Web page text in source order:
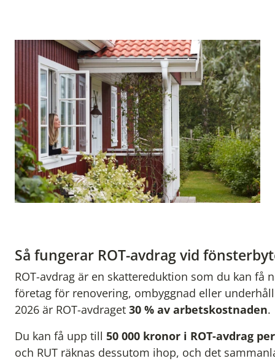
Så fungerar ROT-avdrag vid
ROT-avdrag är en skattereduktion som du kan få
företag för renovering, ombyggnad eller
2026 är ROT-avdraget 30 % av arbetskostnaden.
Du kan få upp till 50 000 kronor i ROT-avdrag
och RUT räknas dessutom ihop, och det